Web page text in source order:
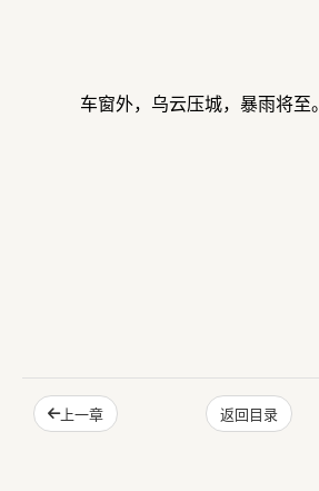
车窗外，乌云压城，暴雨将至。
上一章 返回目录